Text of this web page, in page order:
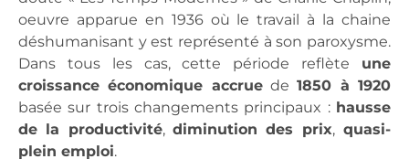
oeuvre apparue en 1936 où le travail à la chaine
déshumanisant y est représenté à son paroxysme.
Dans tous les cas, cette période reflète une
croissance économique accruede1850 à 1920
basée sur trois changements principaux : hausse
de la productivité,diminution des prix,quasi-
plein emploi.